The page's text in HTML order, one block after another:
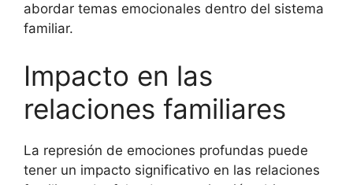
abordar temas emocionales dentro del sistema
familiar.
Impacto en las
relaciones familiares
La represión de emociones profundas puede
tener un impacto significativo en las relaciones